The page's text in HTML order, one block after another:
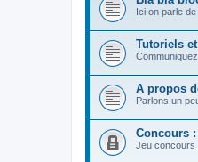
Ici on parle
Tutoriels
A propos
Parlons un
Concours
Jeu concours